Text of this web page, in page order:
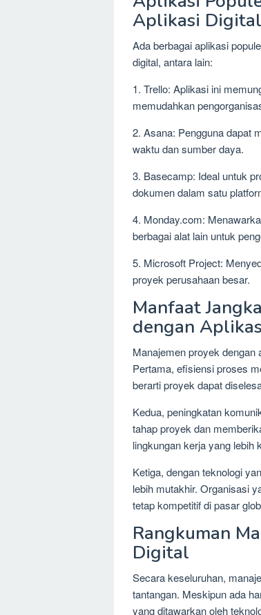
Aplikasi Digital
Ada berbagai aplikasi
digital, antara lain:
1. Trello: Aplikasi ini
memudahkan
2. Asana: Pengguna dapat
waktu dan sumber daya.
3. Basecamp: Ideal untuk
dokumen dalam satu
4. Monday.com:
berbagai alat lain untuk
5. Microsoft Project:
proyek perusahaan besar.
Manfaat
dengan
Manajemen proyek dengan
Pertama, efisiensi proses
berarti proyek dapat
Kedua, peningkatan
tahap proyek dan
lingkungan kerja yang lebih
Ketiga, dengan teknologi
lebih mutakhir. Organisasi
tetap kompetitif di pasar
Rangkuman
Digital
Secara keseluruhan,
tantangan. Meskipun ada
yang ditawarkan oleh